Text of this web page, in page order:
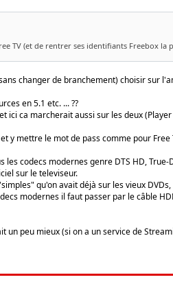
TV (et de rentrer ses identifiants Freebox la
changer de branchement) choisir sur
en 5.1 etc. ... ??
ici ca marcherait aussi sur les deux (Player
y mettre le mot de pass comme pour Free
codecs modernes genre DTS HD, True-
sur le televiseur.
qu'on avait déjà sur les vieux
modernes il faut passer par le câble
peu mieux (si on a un service de